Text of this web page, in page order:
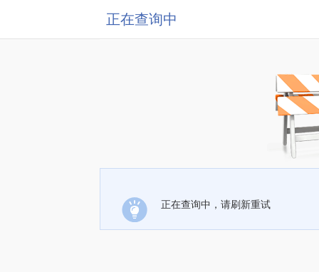
正在查询中
正在查询中，请刷新重试